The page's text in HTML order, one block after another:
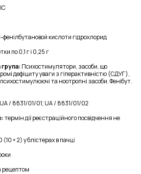
кислоти гідрохлорид
по 0,1 г і 0,25 г
Психостимулятори, засоби, що
дефіциту уваги з гіперактивністю (СДУГ),
та ноотропні засоби. Фенібут.
UA / 8831/01/01; UA / 8831/01/02
термін дії реєстраційного посвідчення не
× 2) у блістерах в пачці
рецептом